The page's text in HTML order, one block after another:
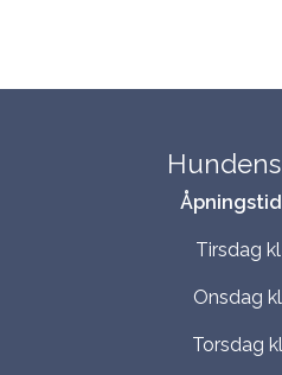
Tirsdag
Onsdag
Torsdag